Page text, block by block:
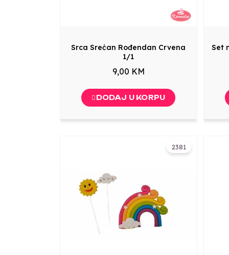
Srca Srećan Rođendan Crvena
1/1
9,00 KM
DODAJ U KORPU
Set
2381